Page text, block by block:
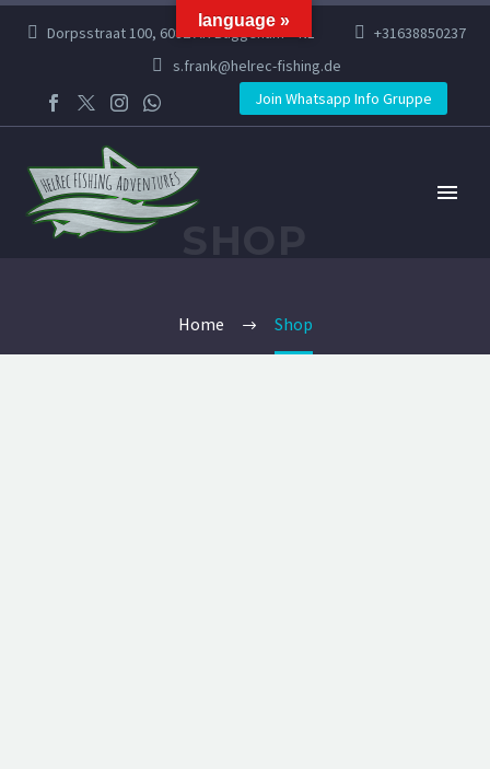
Dorpsstraat 100, 6082 AR Buggenum – NL
+31638850237
s.frank@helrec-fishing.de
Join Whatsapp Info Gruppe
Home Shop
language »